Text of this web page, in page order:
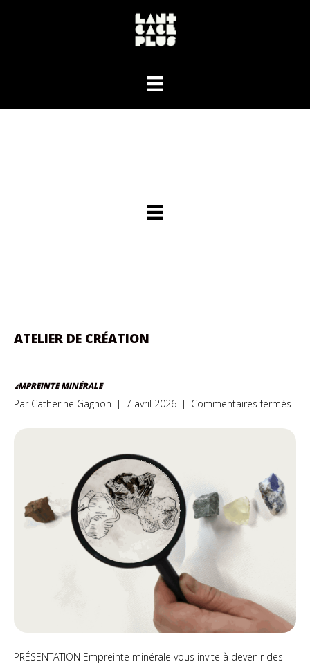
ATELIER DE CRÉATION
EMPREINTE MINÉRALE
Par Catherine Gagnon | 7 avril 2026 | Commentaires fermés
PRÉSENTATION Empreinte minérale vous invite à devenir des